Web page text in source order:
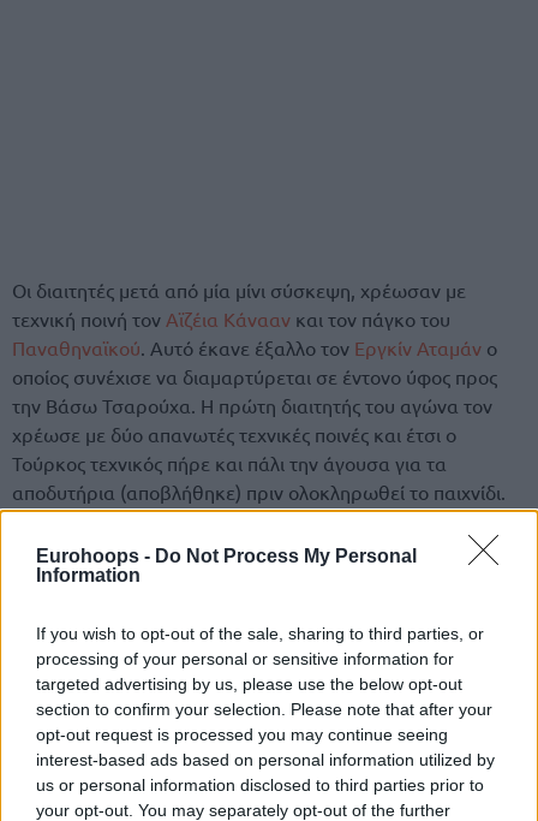
Eurohoops - Do Not Process My Personal
Information
If you wish to opt-out of the sale, sharing to third parties, or
processing of your personal or sensitive information for
targeted advertising by us, please use the below opt-out
section to confirm your selection. Please note that after your
opt-out request is processed you may continue seeing
interest-based ads based on personal information utilized by
us or personal information disclosed to third parties prior to
your opt-out. You may separately opt-out of the further
Οι διαιτητές μετά από μία μίνι σύσκεψη, χρέωσαν με
τεχνική ποινή τον Αϊζέια Κάνααν και τον πάγκο του
Παναθηναϊκού . Αυτό έκανε έξαλλο τον Εργκίν Αταμάν ο
οποίος συνέχισε να διαμαρτύρεται σε έντονο ύφος προς
την Βάσω Τσαρούχα. Η πρώτη διαιτητής του αγώνα τον
χρέωσε με δύο απανωτές τεχνικές ποινές και έτσι ο
Τούρκος τεχνικός πήρε και πάλι την άγουσα για τα
αποδυτήρια (αποβλήθηκε) πριν ολοκληρωθεί το παιχνίδι.